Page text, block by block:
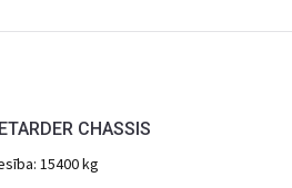
CHASSIS
15400 kg